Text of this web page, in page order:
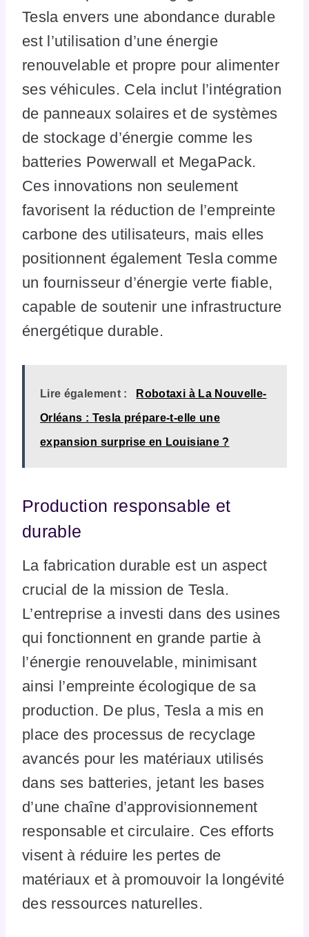
Tesla envers une abondance durable
est l’utilisation d’une énergie
renouvelable et propre pour alimenter
ses véhicules. Cela inclut l’intégration
de panneaux solaires et de systèmes
de stockage d’énergie comme les
batteries Powerwall et MegaPack.
Ces innovations non seulement
favorisent la réduction de l’empreinte
carbone des utilisateurs, mais elles
positionnent également Tesla comme
un fournisseur d’énergie verte fiable,
capable de soutenir une infrastructure
énergétique durable.
Lire également : Robotaxi à La Nouvelle-
Orléans : Tesla prépare-t-elle une
expansion surprise en Louisiane ?
Production responsable et
durable
La fabrication durable est un aspect
crucial de la mission de Tesla.
L’entreprise a investi dans des usines
qui fonctionnent en grande partie à
l’énergie renouvelable, minimisant
ainsi l’empreinte écologique de sa
production. De plus, Tesla a mis en
place des processus de recyclage
avancés pour les matériaux utilisés
dans ses batteries, jetant les bases
d’une chaîne d’approvisionnement
responsable et circulaire. Ces efforts
visent à réduire les pertes de
matériaux et à promouvoir la longévité
des ressources naturelles.